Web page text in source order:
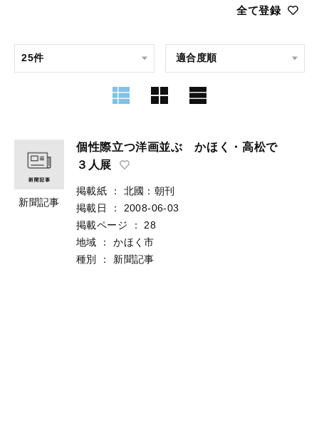
全て登録
新聞記事
個性際立つ洋画並ぶ かほく・高松で
３人展
掲載紙 ：
北國：朝刊
掲載日
：
2008-06-03
掲載ページ
：
28
地域
：
かほく市
種別
： 新聞記事